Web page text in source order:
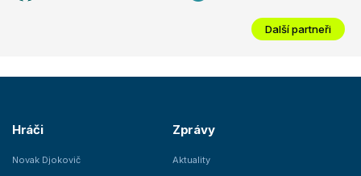
Další partneři
Hráči
Novak Djokovič
Zprávy
Aktuality